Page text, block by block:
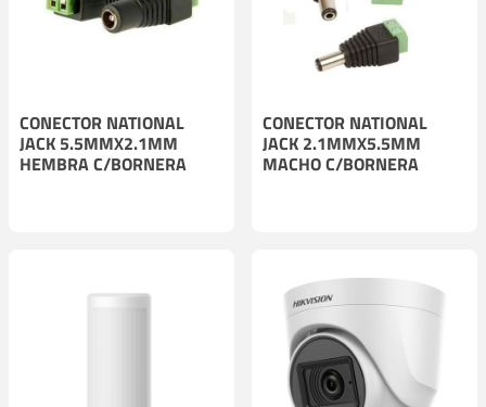
CONECTOR NATIONAL
JACK 5.5MMX2.1MM
HEMBRA C/BORNERA
CONECTOR NATIONAL
JACK 2.1MMX5.5MM
MACHO C/BORNERA